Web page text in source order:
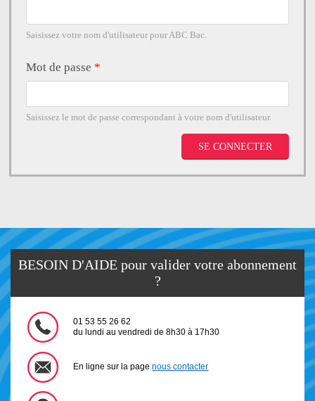
Saisissez votre nom d'utilisateur pour ABC Bac.
Mot de passe *
Saisissez le mot de passe correspondant à votre nom d'utilisateur.
BESOIN D'AIDE pour valider votre abonnement
?
01 53 55 26 62
du lundi au vendredi de 8h30 à 17h30
En ligne sur la pagenous contacter